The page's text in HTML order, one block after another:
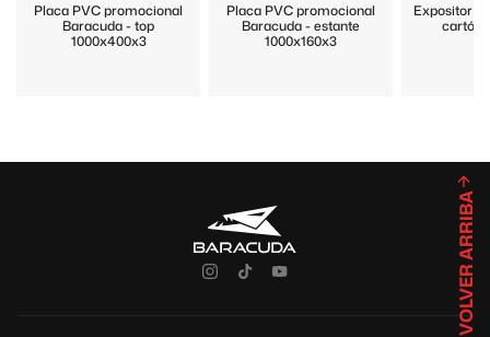
Placa PVC promocional
Baracuda - top
1000x400x3
Placa PVC promocional
Baracuda - estante
1000x160x3
Expositor
cartón
VOLVER ARRIBA